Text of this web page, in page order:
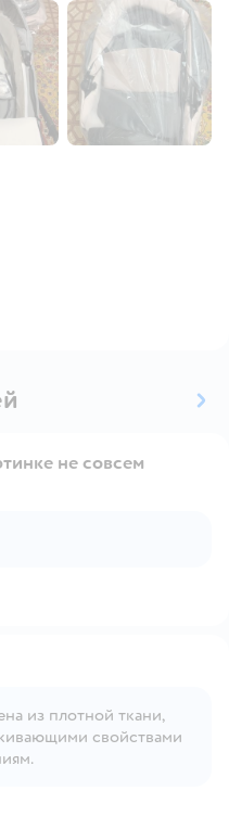
не совсем
вопрос
из плотной ткани,
свойствами